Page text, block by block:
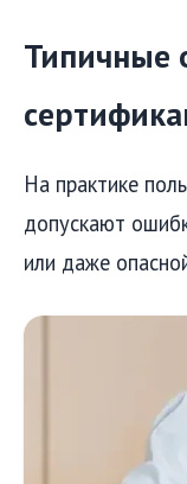
Типичные
На практике
допускают
или даже